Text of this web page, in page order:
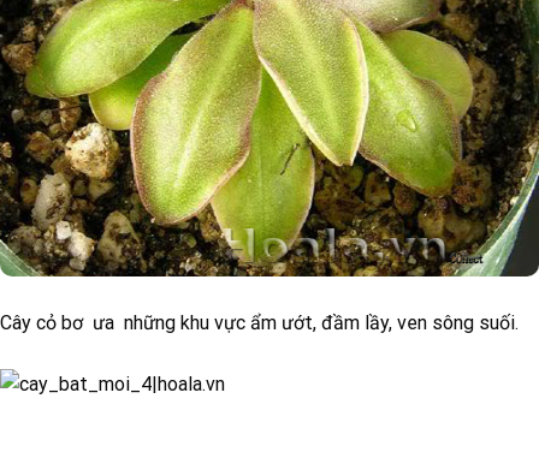
Cây cỏ bơ ưa những khu vực ẩm ướt, đầm lầy, ven sông suối.